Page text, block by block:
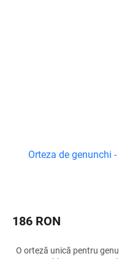
Orteza de genunchi
186 RON
O orteză unică pentru